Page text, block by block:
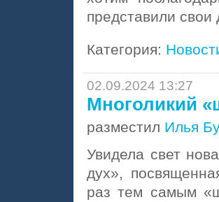
представили
Категория:
02.09.2024 13:27
Многоликий
разместил Илья
Увидела свет
дух»,
раз тем самым